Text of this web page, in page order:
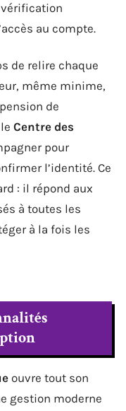
au compte.
de relire chaque
même minime,
de
Centre des
pour
l’identité. Ce
: il répond aux
à toutes les
à la fois les
ouvre tout son
gestion moderne